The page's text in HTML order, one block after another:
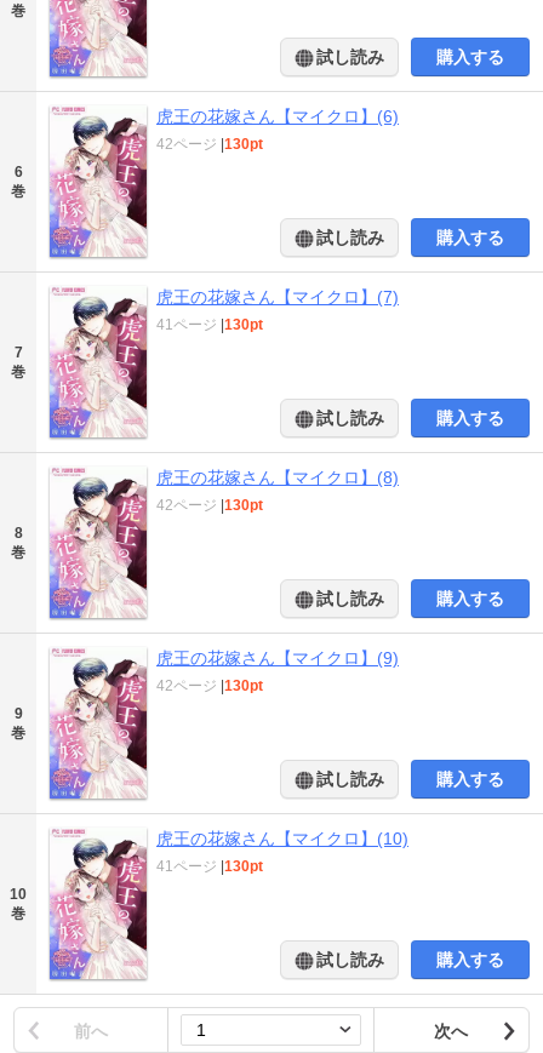
巻
試し読み 購入する
6
巻
虎王の花嫁さん【マイクロ】(6)
42ページ |130pt
試し読み 購入する
7
巻
虎王の花嫁さん【マイクロ】(7)
41ページ |130pt
試し読み 購入する
8
巻
虎王の花嫁さん【マイクロ】(8)
42ページ |130pt
試し読み 購入する
9
巻
虎王の花嫁さん【マイクロ】(9)
42ページ |130pt
試し読み 購入する
10
巻
虎王の花嫁さん【マイクロ】(10)
41ページ |130pt
試し読み 購入する
前へ 次へ